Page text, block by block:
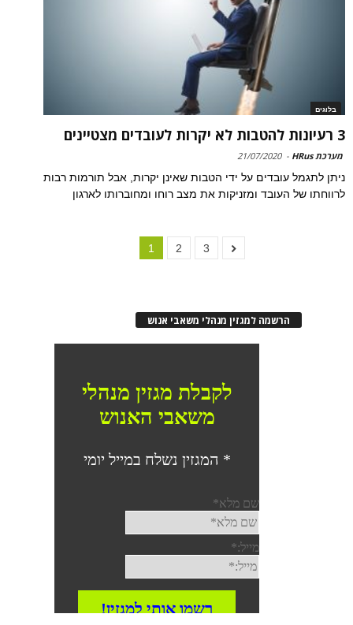
בלוגים
3 רעיונות להטבות לא יקרות לעובדים מצטיינים
מערכת HRus -
21/07/2020
ניתן לתגמל עובדים על ידי הטבות שאינן יקרות, אבל תורמות רבות
לרווחתו של העובד ומזניקות את מצב רוחו ומחוברותו לארגון
1 2 3
הרשמה למגזין מנהלי משאבי אנוש